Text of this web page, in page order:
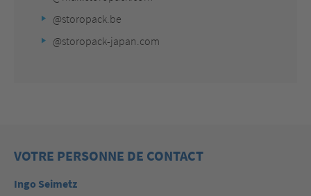
@storopack.be
@storopack-japan.com
VOTRE PERSONNE DE CONTACT
Ingo Seimetz